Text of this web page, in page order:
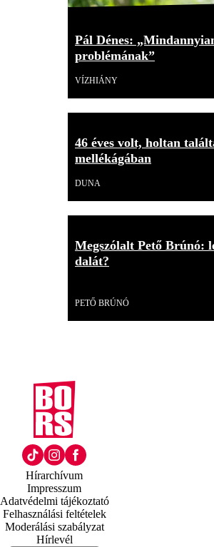
Pál Dénes:
problémának”
VÍZHIÁNY
46 éves volt, holtan
mellékágában
DUNA
Megszólalt Pető Brúnó:
dalát?
PETŐ BRÚNÓ
Hírarchívum
Impresszum
Adatvédelmi tájékoztató
Felhasználási feltételek
Moderálási szabályzat
Hírlevél